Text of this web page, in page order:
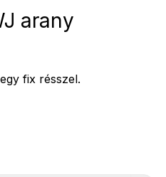
arany
fix résszel.